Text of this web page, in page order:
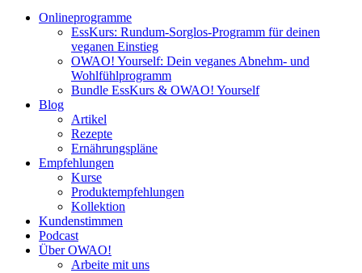
Onlineprogramme
EssKurs: Rundum-Sorglos-Programm für deinen
veganen Einstieg
OWAO! Yourself: Dein veganes Abnehm- und
Wohlfühlprogramm
Bundle EssKurs & OWAO! Yourself
Blog
Artikel
Rezepte
Ernährungspläne
Empfehlungen
Kurse
Produktempfehlungen
Kollektion
Kundenstimmen
Podcast
Über OWAO!
Arbeite mit uns